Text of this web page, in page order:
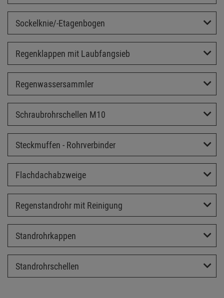
Sockelknie/-Etagenbogen
Regenklappen mit Laubfangsieb
Regenwassersammler
Schraubrohrschellen M10
Steckmuffen - Rohrverbinder
Flachdachabzweige
Regenstandrohr mit Reinigung
Standrohrkappen
Standrohrschellen